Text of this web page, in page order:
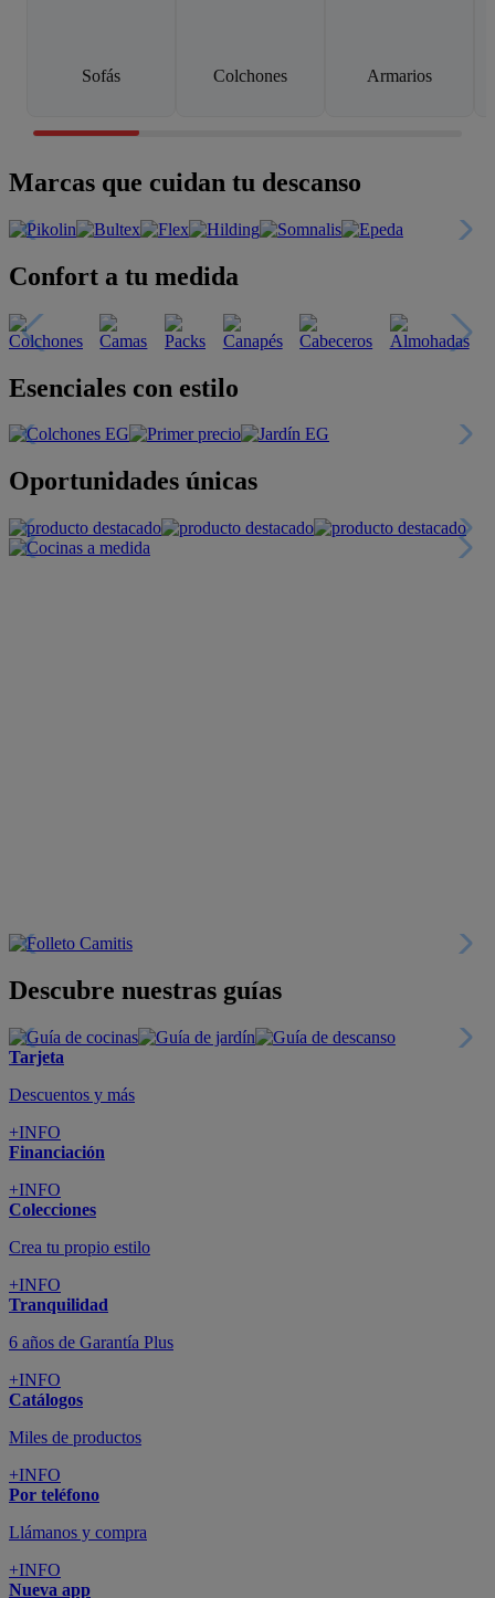
Sofás Colchones Armarios
Marcas que cuidan tu descanso
Confort a tu medida
Esenciales con estilo
Oportunidades únicas
Descubre nuestras guías
Tarjeta
Descuentos y más
+INFO
Financiación
+INFO
Colecciones
Crea tu propio estilo
+INFO
Tranquilidad
6 años de Garantía Plus
+INFO
Catálogos
Miles de productos
+INFO
Por teléfono
Llámanos y compra
+INFO
Nueva app